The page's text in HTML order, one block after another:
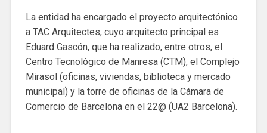
La entidad ha encargado el proyecto arquitectónico
a TAC Arquitectes, cuyo arquitecto principal es
Eduard Gascón, que ha realizado, entre otros, el
Centro Tecnológico de Manresa (CTM), el Complejo
Mirasol (oficinas, viviendas, biblioteca y mercado
municipal) y la torre de oficinas de la Cámara de
Comercio de Barcelona en el 22@ (UA2 Barcelona).